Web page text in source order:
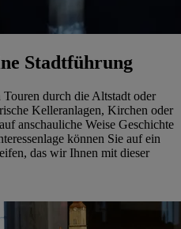
Stadtführung
durch die Altstadt oder
Kelleranlagen, Kirchen oder
anschauliche Weise Geschichte
können Sie auf ein
das wir Ihnen mit dieser